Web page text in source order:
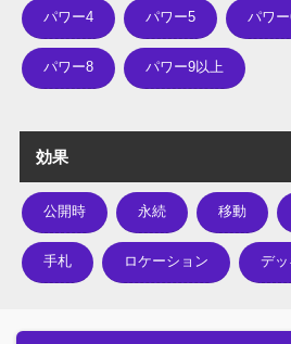
パワー4 パワー5 パワ
パワー8 パワー9以上
効果
公開時 永続 移動
手札 ロケーション デッ